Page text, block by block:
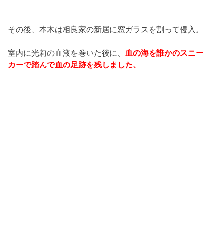
その後、本木は相良家の新居に窓ガラスを割って侵入。
室内に光莉の血液を巻いた後に、 血の海を誰かのスニー
カーで踏んで血の足跡を残しました、